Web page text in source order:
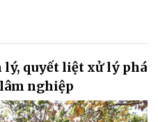
lý, quyết liệt xử lý phá
nghiệp